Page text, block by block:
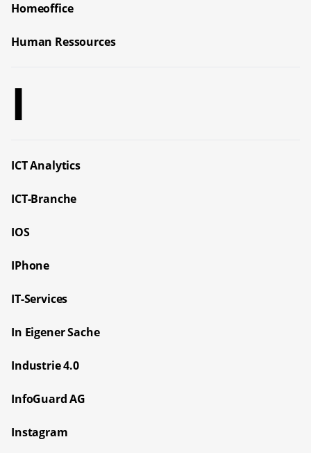
Homeoffice
Human Ressources
I
ICT Analytics
ICT-Branche
IOS
IPhone
IT-Services
In Eigener Sache
Industrie 4.0
InfoGuard AG
Instagram